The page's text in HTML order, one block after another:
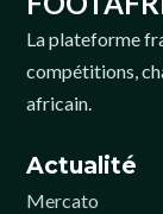
La plateforme
compétitions,
africain.
Actualité
Mercato